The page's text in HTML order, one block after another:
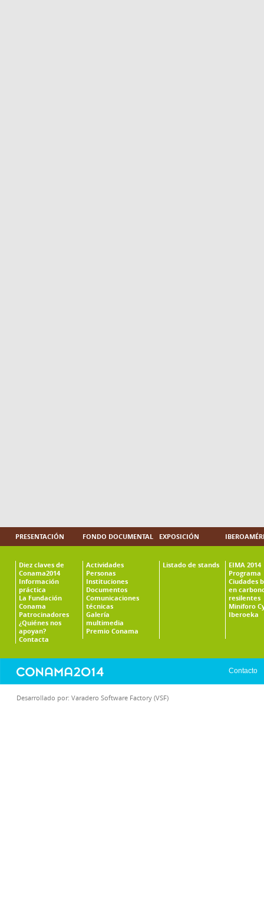
PRESENTACIÓN
Diez claves de
Conama2014
Información
práctica
La Fundación
Conama
Patrocinadores
¿Quiénes nos
apoyan?
Contacta
FONDO DOCUMENTAL
Actividades
Personas
Instituciones
Documentos
Comunicaciones
técnicas
Galería
multimedia
Premio Conama
EXPOSICIÓN
Listado de stands
EIMA 2014
Programa
Ciudades
en
resilentes
Miniforo
Iberoeka
Contacto
Desarrollado por: Varadero Software Factory (VSF)